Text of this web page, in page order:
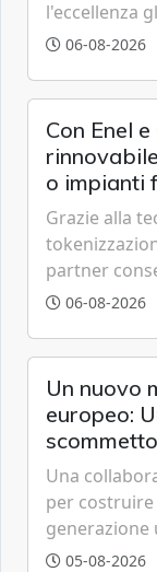
l'eccellenza
grazie a
06-08-2026
Con Enel
o impianti
Grazie alla
partner
all'eolico
06-08-2026
Un nuovo
europeo:
Una
per
generazione
artificiale.
05-08-2026